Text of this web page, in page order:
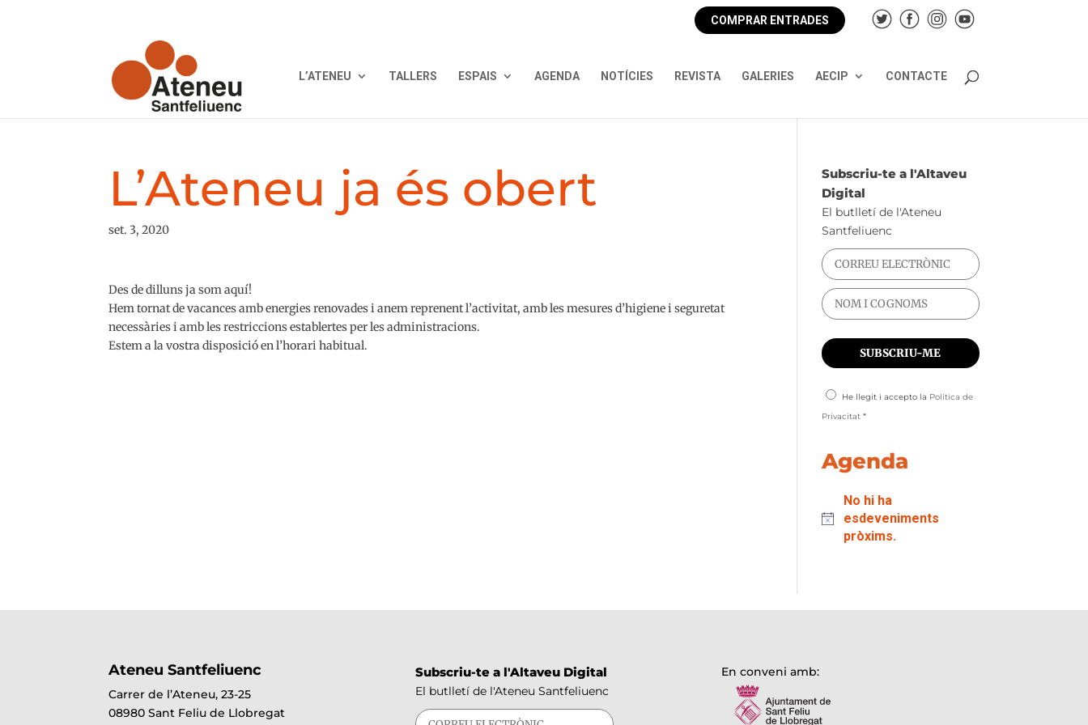
COMPRAR ENTRADES
L’ATENEU TALLERS ESPAIS AGENDA NOTÍCIES REVISTA GALERIES AECIP CONTACTE
L’Ateneu ja és obert
set. 3, 2020
Des de dilluns ja som aquí!
Hem tornat de vacances amb energies renovades i anem reprenent l’activitat, amb les mesures d’higiene i seguretat
necessàries i amb les restriccions establertes per les administracions.⁣
Estem a la vostra disposició en l’horari habitual.
Subscriu-te a l'Altaveu
Digital
El butlletí de l'Ateneu
Santfeliuenc
He llegit i accepto la Política de
Privacitat *
Agenda
No hi ha
esdeveniments
pròxims.
Ateneu Santfeliuenc
Carrer de l’Ateneu, 23-25
08980 Sant Feliu de Llobregat
Subscriu-te a l'Altaveu Digital
El butlletí de l'Ateneu Santfeliuenc
En conveni amb: